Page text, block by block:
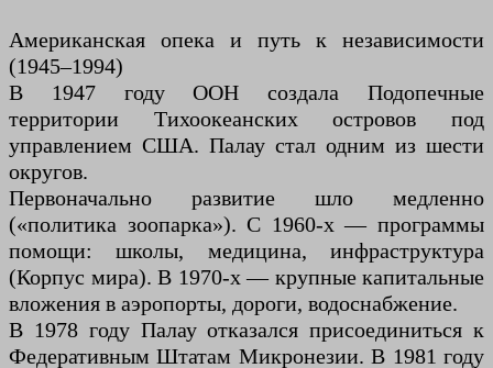
Американская опека и путь к независимости
(1945–1994)
В 1947 году ООН создала Подопечные
территории Тихоокеанских островов под
управлением США. Палау стал одним из шести
округов.
Первоначально развитие шло медленно
(«политика зоопарка»). С 1960-х — программы
помощи: школы, медицина, инфраструктура
(Корпус мира). В 1970-х — крупные капитальные
вложения в аэропорты, дороги, водоснабжение.
В 1978 году Палау отказался присоединиться к
Федеративным Штатам Микронезии. В 1981 году